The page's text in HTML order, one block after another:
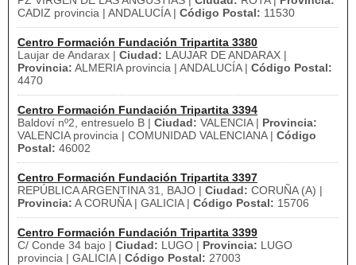
CADIZ provincia | ANDALUCÍA | Código Postal: 11530
Centro Formación Fundación Tripartita 3380
Laujar de Andarax | Ciudad: LAUJAR DE ANDARAX |
Provincia: ALMERIA provincia | ANDALUCÍA | Código Postal:
4470
Centro Formación Fundación Tripartita 3394
Baldoví nº2, entresuelo B | Ciudad: VALENCIA | Provincia:
VALENCIA provincia | COMUNIDAD VALENCIANA | Código
Postal: 46002
Centro Formación Fundación Tripartita 3397
REPÚBLICA ARGENTINA 31, BAJO | Ciudad: CORUÑA (A) |
Provincia: A CORUÑA | GALICIA | Código Postal: 15706
Centro Formación Fundación Tripartita 3399
C/ Conde 34 bajo | Ciudad: LUGO | Provincia: LUGO
provincia | GALICIA | Código Postal: 27003